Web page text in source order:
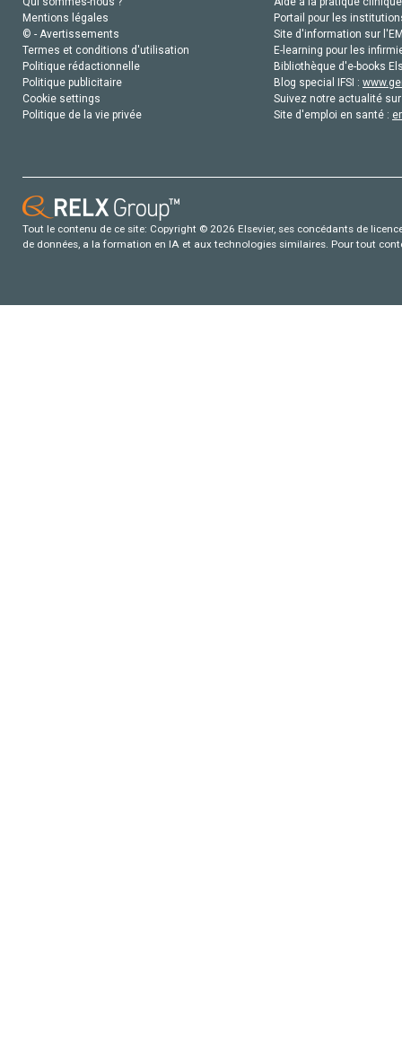
Mentions légales
© - Avertissements
Termes et conditions d'utilisation
Politique rédactionnelle
Politique publicitaire
Cookie settings
Politique de la vie privée
Portail pour les
Site d'information sur
E-learning pour les
Bibliothèque d'e-books
Blog special IFSI :
Suivez notre actualité
Site d'emploi en santé :
Tout le contenu de ce site: Copyright © 2026 Elsevier, ses concédants de
de données, a la formation en IA et aux technologies similaires. Pour tout